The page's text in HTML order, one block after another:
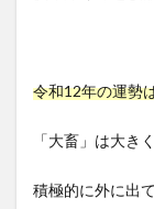
令和12年の運勢
「大畜」は大き
積極的に外に出